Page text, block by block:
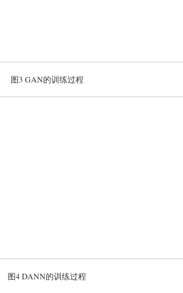
图3 GAN的训练过程
图4 DANN的训练过程